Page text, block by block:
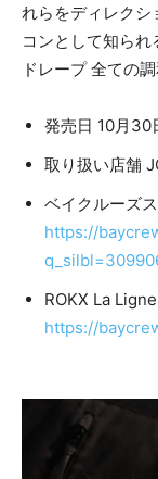
れらをディレクシ
コンとして知られ
ドレープ 全ての
発売日 10月30
取り扱い店舗
ベイクルーズ
https://
ROKX La
https://